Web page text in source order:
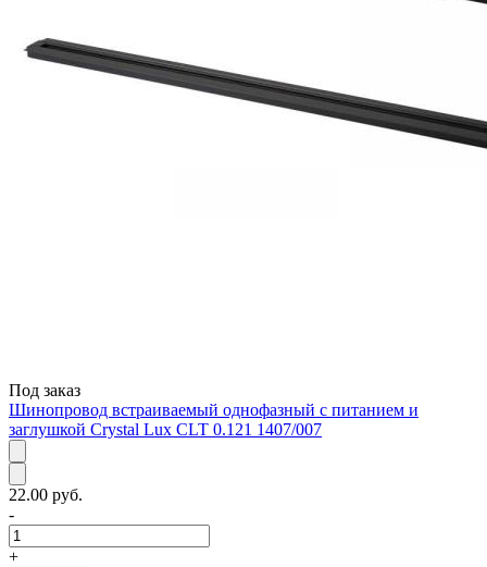
Под заказ
Шинопровод встраиваемый однофазный с питанием и
заглушкой Crystal Lux CLT 0.121 1407/007
22.00 руб.
-
+